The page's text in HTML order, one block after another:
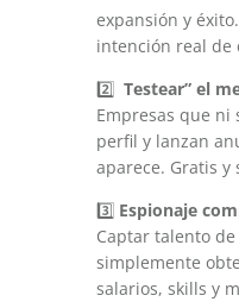
expansión y
intención real de
2️⃣ Testear” el
Empresas que
perfil y lanzan
aparece. Gratis y
3️⃣ Espionaje
Captar talento
simplemente
salarios, skills y